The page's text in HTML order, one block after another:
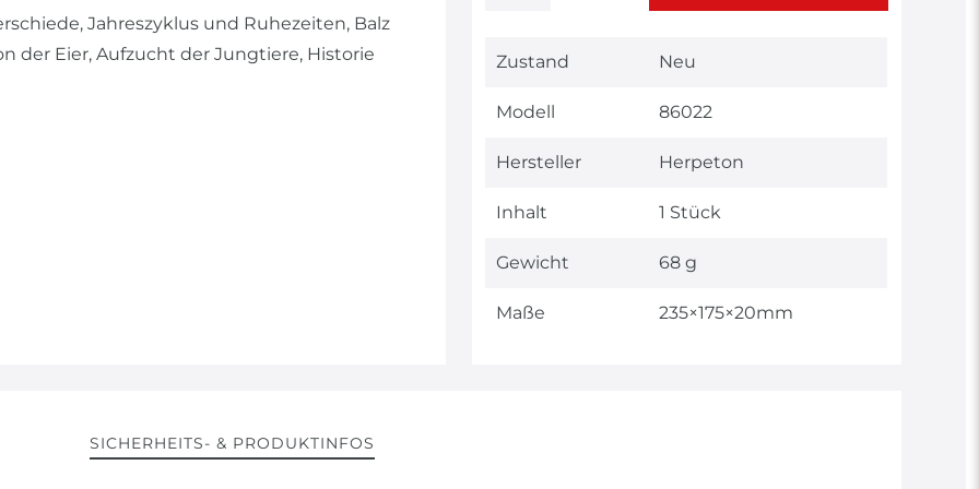
Jahreszyklus und Ruhezeiten, Balz
der Eier, Aufzucht der Jungtiere, Historie
Technisches
Wert
Zustand Neu
Modell 86022
Hersteller Herpeton
Inhalt 1 Stück
Gewicht 68 g
Maße 235×175×20mm
SICHERHEITS- & PRODUKTINFOS